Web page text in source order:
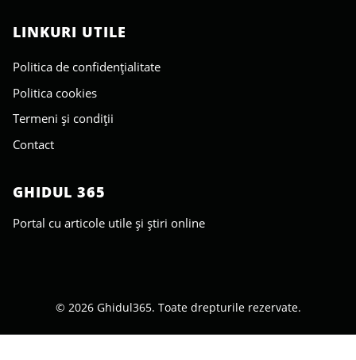
LINKURI UTILE
Politica de confidențialitate
Politica cookies
Termeni și condiții
Contact
GHIDUL 365
Portal cu articole utile și știri online
© 2026 Ghidul365. Toate drepturile rezervate.